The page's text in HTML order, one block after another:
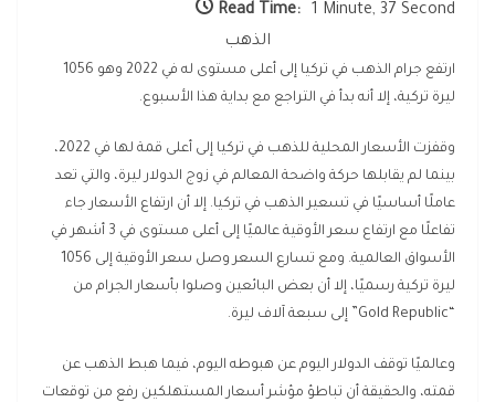
Read Time:
1 Minute, 37 Second
الذهب
ارتفع جرام الذهب في تركيا إلى أعلى مستوى له في 2022 وهو 1056
ليرة تركية، إلا أنه بدأ في التراجع مع بداية هذا الأسبوع.
وقفزت الأسعار المحلية للذهب في تركيا إلى أعلى قمة لها في 2022،
بينما لم يقابلها حركة واضحة المعالم في زوج الدولار ليرة، والتي تعد
عاملًا أساسيًا في تسعير الذهب في تركيا. إلا أن ارتفاع الأسعار جاء
تفاعلًا مع ارتفاع سعر الأوقية عالميًا إلى أعلى مستوى في 3 أشهر في
الأسواق العالمية. ومع تسارع السعر وصل سعر الأوقية إلى 1056
ليرة تركية رسميًا، إلا أن بعض البائعين وصلوا بأسعار الجرام من
“Gold Republic” إلى سبعة آلاف ليرة.
وعالميًا توقف الدولار اليوم عن هبوطه اليوم، فيما هبط الذهب عن
قمته، والحقيقة أن تباطؤ مؤشر أسعار المستهلكين رفع من توقعات